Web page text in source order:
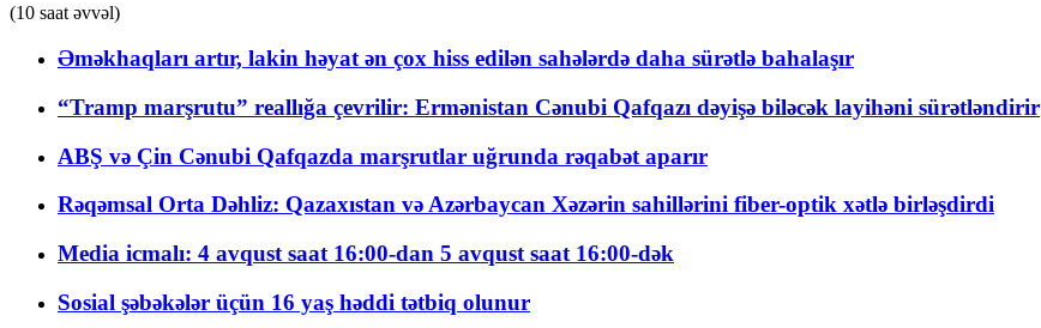
(10 saat əvvəl)
Əməkhaqları artır, lakin həyat ən çox hiss edilən sahələrdə daha sürətlə bahalaşır
“Tramp marşrutu” reallığa çevrilir: Ermənistan Cənubi Qafqazı dəyişə biləcək layihəni sürətləndirir
ABŞ və Çin Cənubi Qafqazda marşrutlar uğrunda rəqabət aparır
Rəqəmsal Orta Dəhliz: Qazaxıstan və Azərbaycan Xəzərin sahillərini fiber-optik xətlə birləşdirdi
Media icmalı: 4 avqust saat 16:00-dan 5 avqust saat 16:00-dək
Sosial şəbəkələr üçün 16 yaş həddi tətbiq olunur